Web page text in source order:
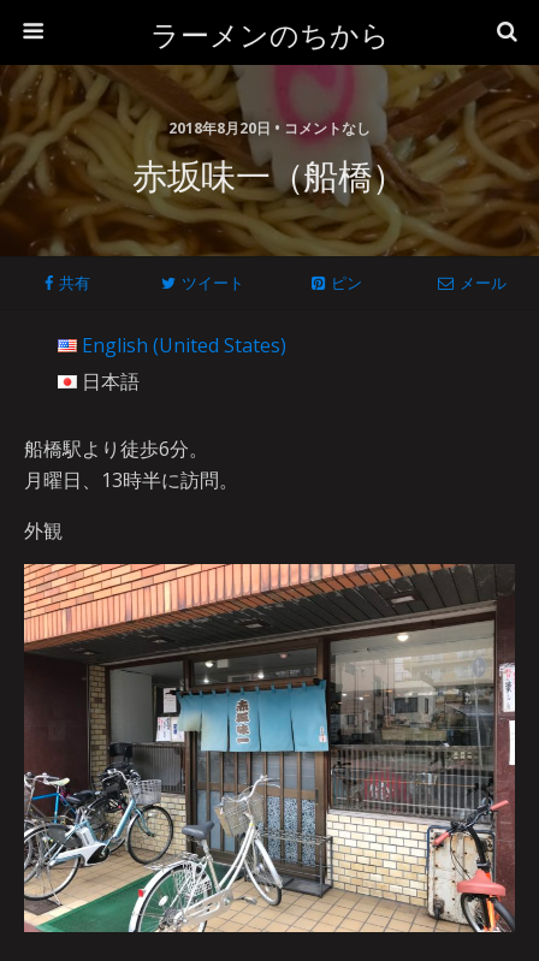
ラーメンのちから
2018年8月20日 • コメントなし
赤坂味一（船橋）
共有 ツイート ピン メール
English (United States)
日本語
船橋駅より徒歩6分。
月曜日、13時半に訪問。
外観